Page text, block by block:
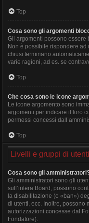
Top
Cosa sono gli argomenti
Gli argomenti possono essere
Non è possibile rispondere
chiusi terminano
varie ragioni, ad es. se
Top
Che cosa sono le icone
Le icone argomento sono
argomenti per indicare il loro
permessi concessi
Top
Livelli e gruppi di utenti
Cosa sono gli
Gli amministratori sono gli
sull’intera Board; possono
la disabilitazione (o «ban»)
di utenti, ecc. Inoltre, possono
autorizzazioni concesse dal
Fondatore).